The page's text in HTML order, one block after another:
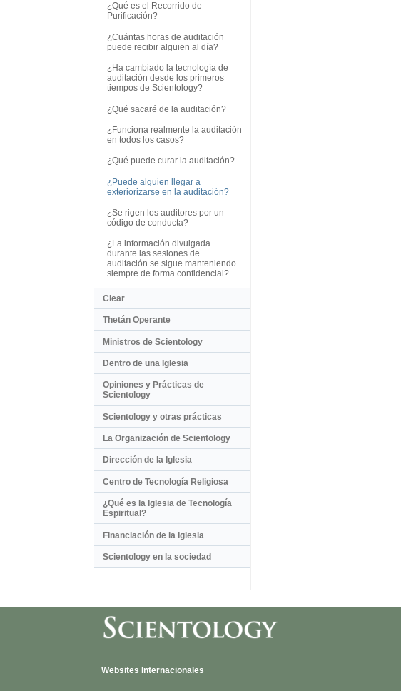
¿Qué es el Recorrido de
Purificación?
¿Cuántas horas de auditación
puede recibir alguien al día?
¿Ha cambiado la tecnología de
auditación desde los primeros
tiempos de Scientology?
¿Qué sacaré de la auditación?
¿Funciona realmente la auditación
en todos los casos?
¿Qué puede curar la auditación?
¿Puede alguien llegar a
exteriorizarse en la auditación?
¿Se rigen los auditores por un
código de conducta?
¿La información divulgada
durante las sesiones de
auditación se sigue manteniendo
siempre de forma confidencial?
Clear
Thetán Operante
Ministros de Scientology
Dentro de una Iglesia
Opiniones y Prácticas de
Scientology
Scientology y otras prácticas
La Organización de Scientology
Dirección de la Iglesia
Centro de Tecnología Religiosa
¿Qué es la Iglesia de Tecnología
Espiritual?
Financiación de la Iglesia
Scientology en la sociedad
Websites Internacionales